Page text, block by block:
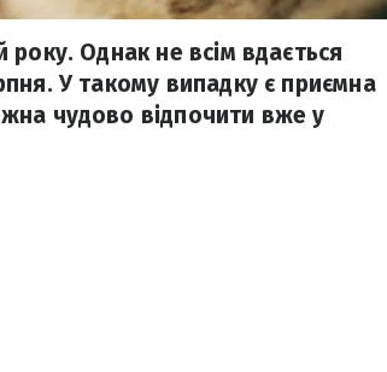
року. Однак не всім вдається
У такому випадку є приємна
чудово відпочити вже у